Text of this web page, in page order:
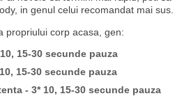
in genul celui recomandat mai sus.
propriului corp acasa, gen:
15-30 secunde pauza
15-30 secunde pauza
- 3* 10, 15-30 secunde pauza